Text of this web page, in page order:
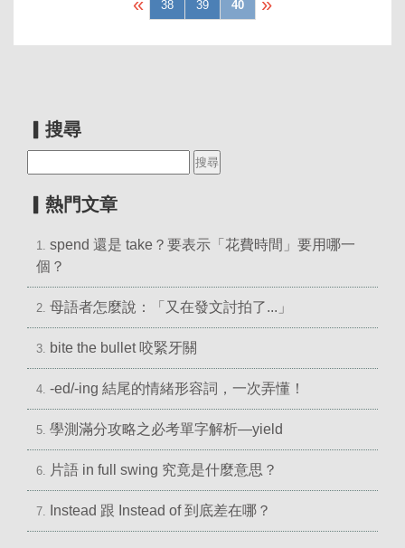
38 39 40
▎搜尋
▎熱門文章
1. spend 還是 take？要表示「花費時間」要用哪一
個？
2. 母語者怎麼說：「又在發文討拍了...」
3. bite the bullet 咬緊牙關
4. -ed/-ing 結尾的情緒形容詞，一次弄懂！
5. 學測滿分攻略之必考單字解析—yield
6. 片語 in full swing 究竟是什麼意思？
7. Instead 跟 Instead of 到底差在哪？